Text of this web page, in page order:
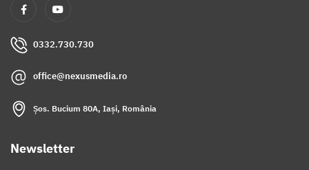
0332.730.730
office@nexusmedia.ro
Șos. Bucium 80A, Iași, România
Newsletter